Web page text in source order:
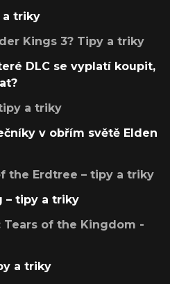
a triky
Kings 3? Tipy a triky
DLC se vyplatí koupit,
a triky
v obřím světě Elden
the Erdtree – tipy a triky
– tipy a triky
of the Kingdom -
a triky